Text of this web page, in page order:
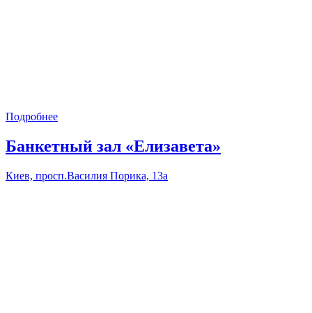
Подробнее
Банкетный зал «Елизавета»
Киев, просп.Василия Порика, 13а